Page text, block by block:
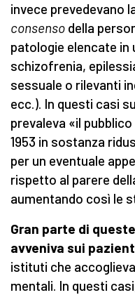
invece prevedevano
consenso della
patologie elencate in
schizofrenia,
sessuale o rilevanti
ecc.). In questi casi
prevaleva «il
1953 in sostanza
per un eventuale
rispetto al parere
aumentando così le
Gran parte di
avveniva sui
istituti che
mentali. In questi